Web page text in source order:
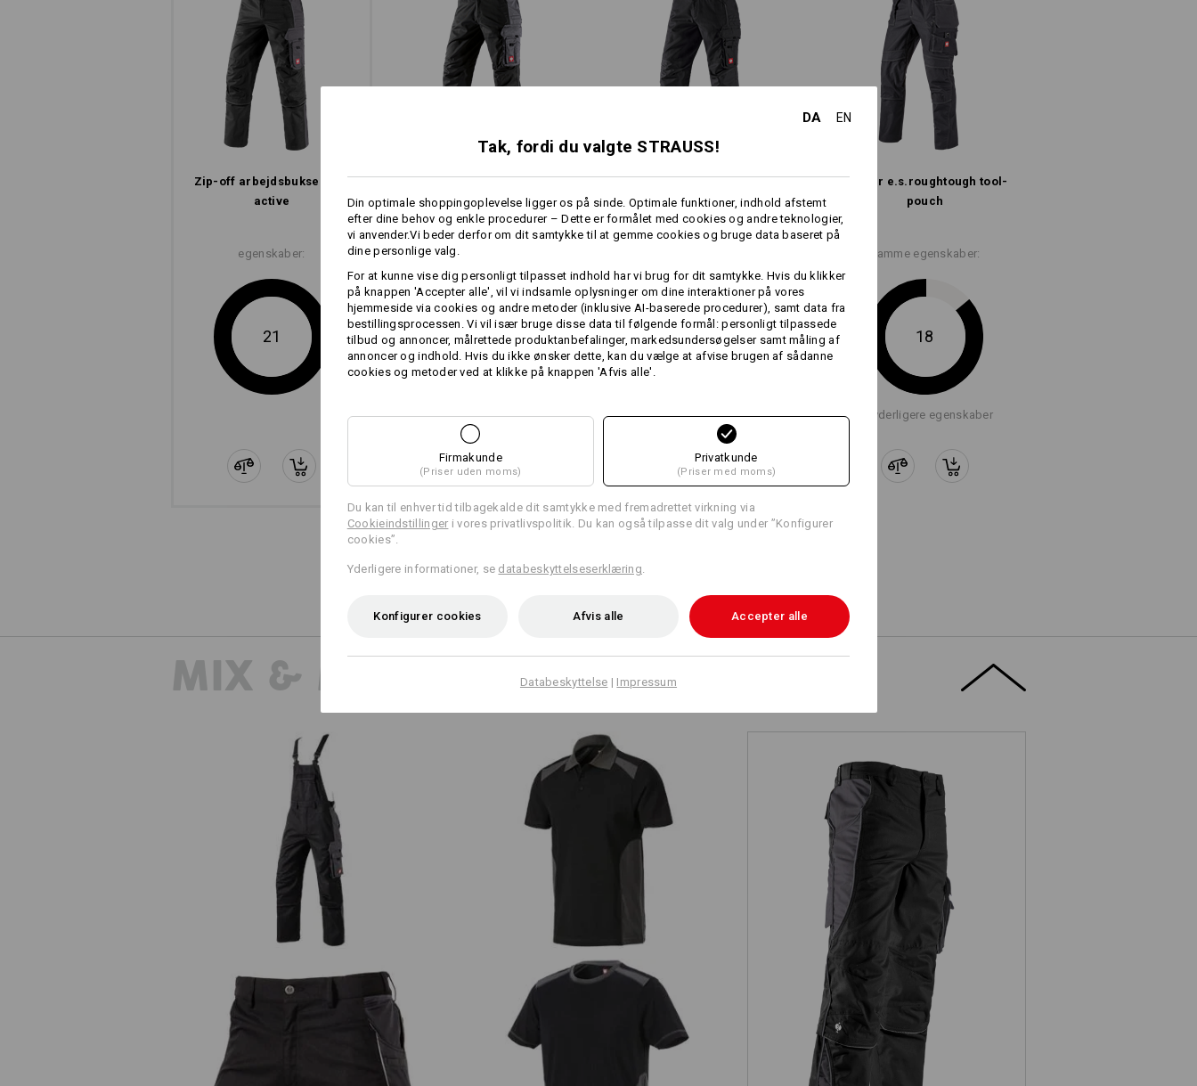
Klik på knappen "Datablad" for yderligere information.
Udform selv
mere
Zip-off arbejds­bukser e.s.​
active
egenskaber:
21
Bukser e.s.​active Bukser e.s.​prestige
Bukser e.s.​roughtough tool-
pouch
Samme egenskaber:
20 19
+1 anden egenskab
Samme egenskaber:
18
+3 yderligere egenskaber
MIX & MATCH
Zip-off arbejdsbukser e.s.active
Overall e.s.active Polo-Shirt cotton e.s.active
T-Shirt cotton e.s.active
DA EN
Tak, fordi du valgte STRAUSS!
Din optimale shoppingoplevelse ligger os på sinde. Optimale funktioner, indhold afstemt
efter dine behov og enkle procedurer – Dette er formålet med cookies og andre teknologier,
vi anvender.Vi beder derfor om dit samtykke til at gemme cookies og bruge data baseret på
dine personlige valg.
For at kunne vise dig personligt tilpasset indhold har vi brug for dit samtykke. Hvis du klikker
på knappen 'Accepter alle', vil vi indsamle oplysninger om dine interaktioner på vores
hjemmeside via cookies og andre metoder (inklusive AI-baserede procedurer), samt data fra
bestillingsprocessen. Vi vil især bruge disse data til følgende formål: personligt tilpassede
tilbud og annoncer, målrettede produktanbefalinger, markedsundersøgelser samt måling af
annoncer og indhold. Hvis du ikke ønsker dette, kan du vælge at afvise brugen af sådanne
cookies og metoder ved at klikke på knappen 'Afvis alle'.
Firmakunde
(Priser uden moms)
Privatkunde
(Priser med moms)
Du kan til enhver tid tilbagekalde dit samtykke med fremadrettet virkning via
Cookieindstillinger i vores privatlivspolitik. Du kan også tilpasse dit valg under ”Konfigurer
cookies”.
Yderligere informationer, se databeskyttelseserklæring
Konfigurer cookies Afvis alle Accepter alle
Databeskyttelse | Impressum